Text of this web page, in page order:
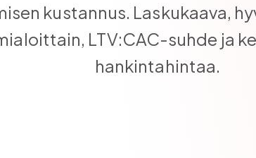
kustannus. Laskukaava,
LTV:CAC-suhde ja
hankintahintaa.